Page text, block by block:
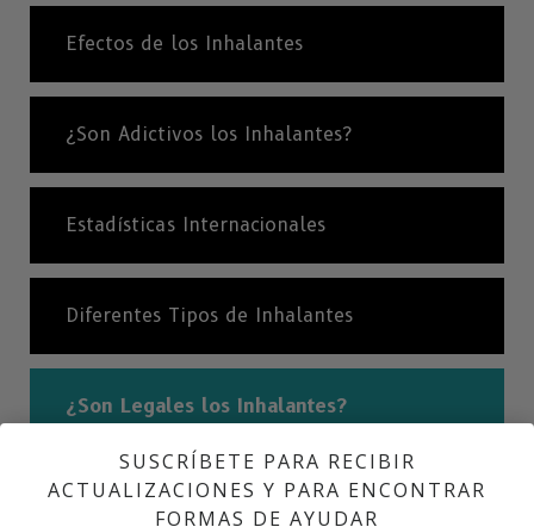
Efectos de los Inhalantes
¿Son Adictivos los Inhalantes?
Estadísticas Internacionales
Diferentes Tipos de Inhalantes
¿Son Legales los Inhalantes?
Inhalantes: Una Historia Corta
SUSCRÍBETE PARA RECIBIR
ACTUALIZACIONES Y PARA ENCONTRAR
FORMAS DE AYUDAR